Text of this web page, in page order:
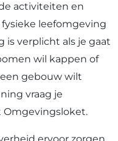
activiteiten en
leefomgeving
is verplicht als je gaat
wil kappen of
gebouw wilt
vraag je
Omgevingsloket.